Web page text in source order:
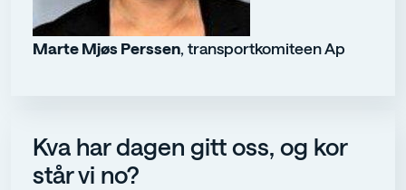
Marte Mjøs Perssen, transportkomiteen Ap
Kva har dagen gitt oss, og kor
står vi no?